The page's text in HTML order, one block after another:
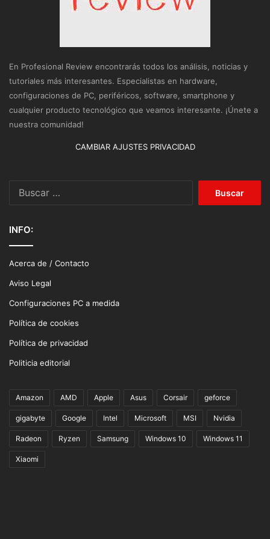
En Profesional Review encontrarás todos los análisis, noticias y
tutoriales más interesantes. Especialistas en hardware,
configuraciones de PC, periféricos, software, smartphone y
cualquier producto tecnológico que veamos interesante. ¡Únete a
nuestra comunidad!
CAMBIAR AJUSTES PRIVACIDAD
INFO:
Acerca de / Contacto
Aviso Legal
Configuraciones PC a medida
Política de cookies
Política de privacidad
Politicia editorial
Amazon AMD Apple Asus Corsair geforce
gigabyte Google Intel Microsoft MSI Nvidia
Radeon Ryzen Samsung Windows 10 Windows 11
Xiaomi